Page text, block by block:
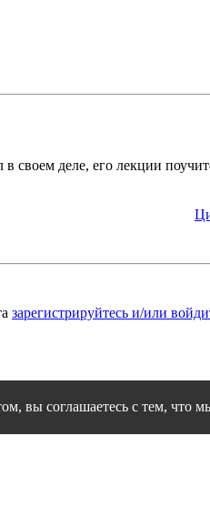
своем деле, его лекции
зарегистрируйтесь и/или
вы соглашаетесь с тем, что